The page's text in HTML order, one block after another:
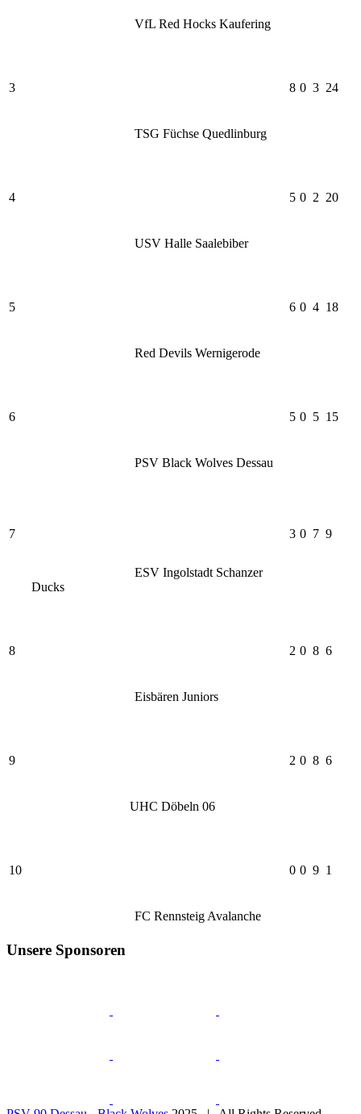
VfL Red Hocks Kaufering
3
TSG Füchse Quedlinburg
8 0 3 24
4
USV Halle Saalebiber
5 0 2 20
5
Red Devils Wernigerode
6 0 4 18
6
PSV Black Wolves Dessau
5 0 5 15
7
ESV Ingolstadt Schanzer
Ducks
3 0 7 9
8
Eisbären Juniors
2 0 8 6
9
UHC Döbeln 06
2 0 8 6
10
FC Rennsteig Avalanche
0 0 9 1
Unsere Sponsoren